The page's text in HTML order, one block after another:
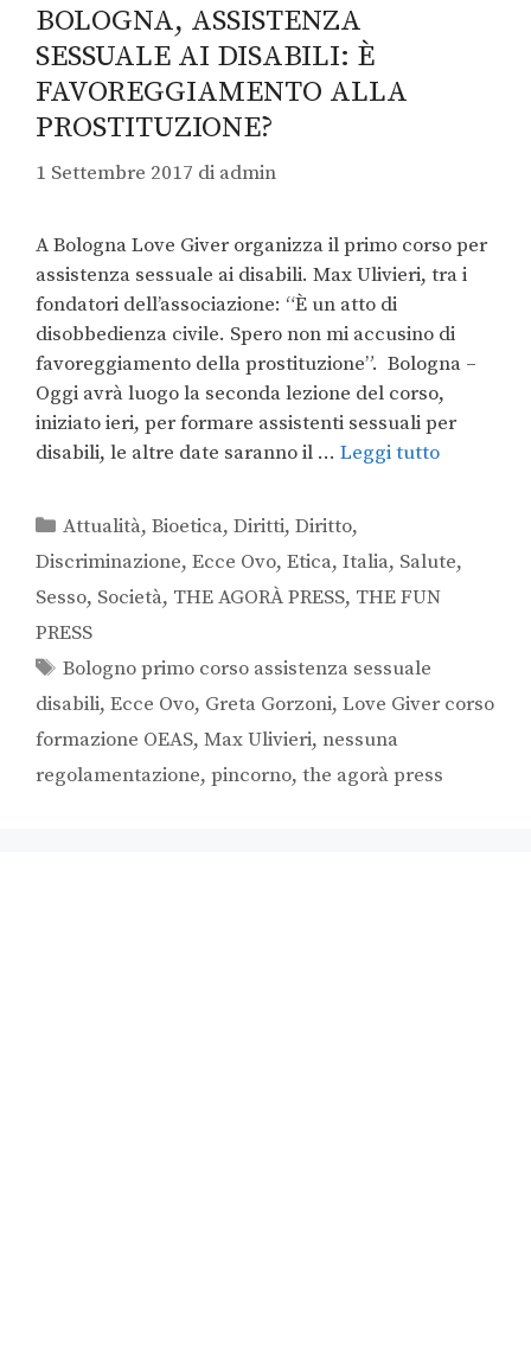
BOLOGNA, ASSISTENZA
SESSUALE AI DISABILI: È
FAVOREGGIAMENTO ALLA
PROSTITUZIONE?
1 Settembre 2017 di admin
A Bologna Love Giver organizza il primo corso per
assistenza sessuale ai disabili. Max Ulivieri, tra i
fondatori dell’associazione: “È un atto di
disobbedienza civile. Spero non mi accusino di
favoreggiamento della prostituzione”. Bologna –
Oggi avrà luogo la seconda lezione del corso,
iniziato ieri, per formare assistenti sessuali per
disabili, le altre date saranno il … Leggi tutto
Attualità,Bioetica,Diritti,Diritto,
Discriminazione, Ecce Ovo, Etica, Italia, Salute,
Sesso, Società, THE AGORÀ PRESS, THE FUN
PRESS
Bologno primo corso assistenza sessuale
disabili, Ecce Ovo, Greta Gorzoni, Love Giver corso
formazione OEAS, Max Ulivieri, nessuna
regolamentazione, pincorno, the agorà press